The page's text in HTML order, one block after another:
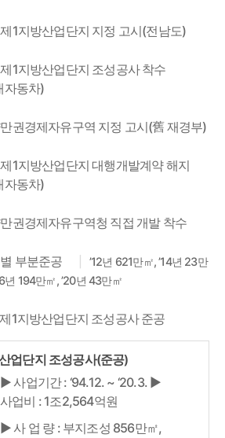
1지방산업단지 지정 고시(전남도)
1지방산업단지 조성공사 착수
자동차)
권경제자유구역 지정 고시(舊 재경부)
1지방산업단지 대행개발계약 해지
자동차)
권경제자유구역청 직접 개발 착수
부분준공
’12년 621만㎡, ’14년 23만
년 194만㎡, ’20년 43만㎡
1지방산업단지 조성공사 준공
업단지 조성공사(준공)
▶ 사업기간 : ‘94.12. ~ ‘20.3. ▶
사업비 : 1조2,564억원
▶ 사 업 량 : 부지조성 856만㎡,